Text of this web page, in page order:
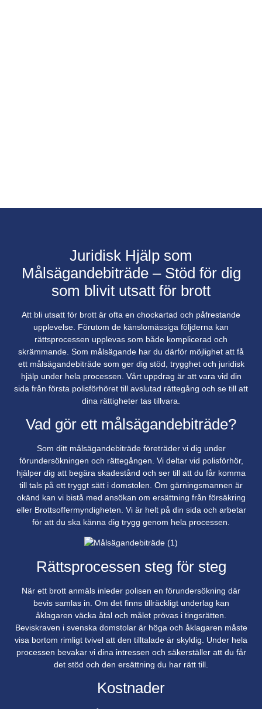
Juridisk Hjälp som
Målsägandebiträde – Stöd för dig
som blivit utsatt för brott
Att bli utsatt för brott är ofta en chockartad och påfrestande
upplevelse. Förutom de känslomässiga följderna kan
rättsprocessen upplevas som både komplicerad och
skrämmande. Som målsägande har du därför möjlighet att få
ett målsägandebiträde som ger dig stöd, trygghet och juridisk
hjälp under hela processen. Vårt uppdrag är att vara vid din
sida från första polisförhöret till avslutad rättegång och se till att
dina rättigheter tas tillvara.
Vad gör ett målsägandebiträde?
Som ditt målsägandebiträde företräder vi dig under
förundersökningen och rättegången. Vi deltar vid polisförhör,
hjälper dig att begära skadestånd och ser till att du får komma
till tals på ett tryggt sätt i domstolen. Om gärningsmannen är
okänd kan vi bistå med ansökan om ersättning från försäkring
eller Brottsoffermyndigheten. Vi är helt på din sida och arbetar
för att du ska känna dig trygg genom hela processen.
Rättsprocessen steg för steg
När ett brott anmäls inleder polisen en förundersökning där
bevis samlas in. Om det finns tillräckligt underlag kan
åklagaren väcka åtal och målet prövas i tingsrätten.
Beviskraven i svenska domstolar är höga och åklagaren måste
visa bortom rimligt tvivel att den tilltalade är skyldig. Under hela
processen bevakar vi dina intressen och säkerställer att du får
det stöd och den ersättning du har rätt till.
Kostnader